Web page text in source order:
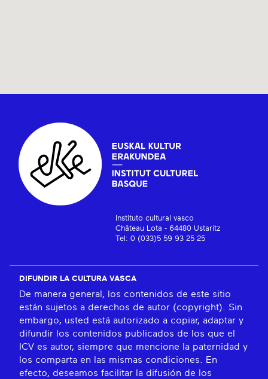
Instituto cultural vasco
Château Lota - 64480 Ustaritz
Tel: 0 (033)5 59 93 25 25
DIFUNDIR LA CULTURA VASCA
De manera general, los contenidos de este sitio
están sujetos a derechos de autor (copyright). Sin
embargo, usted está autorizado a copiar, adaptar y
difundir los contenidos publicados de los que el
ICV es autor, siempre que mencione la paternidad y
los comparta en las mismas condiciones. En
efecto, deseamos facilitar la difusión de los